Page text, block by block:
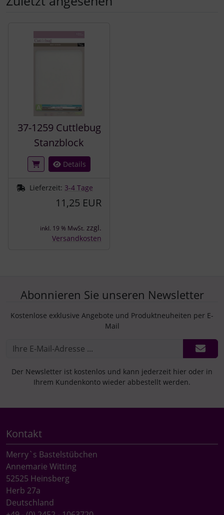
37-1259 Cuttlebug
Stanzblock
Details
Lieferzeit: 3-4 Tage
11,25 EUR
inkl. 19 % MwSt. zzgl.
Versandkosten
Abonnieren Sie unseren Newsletter
Kostenlose exklusive Angebote und Produktneuheiten per E-
Mail
Der Newsletter ist kostenlos und kann jederzeit hier oder in
Ihrem Kundenkonto wieder abbestellt werden.
Kontakt
Merry`s Bastelstübchen
Annemarie Witting
52525 Heinsberg
Herb 27a
Deutschland